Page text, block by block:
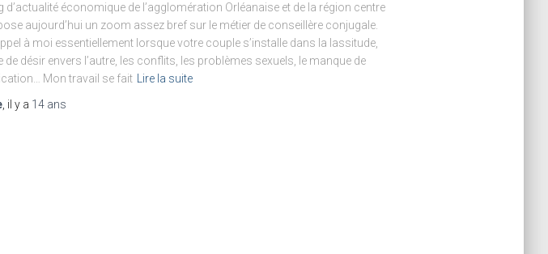
d’actualité économique de l’agglomération Orléanaise et de la région centre
aujourd’hui un zoom assez bref sur le métier de conseillère conjugale.
à moi essentiellement lorsque votre couple s’installe dans la lassitude,
de désir envers l’autre, les conflits, les problèmes sexuels, le manque de
Mon travail se fait
Lire la suite
, il y a 14 ans